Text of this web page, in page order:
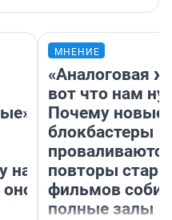
на
МНЕНИЕ
«Аналоговая
вот что нам
Почему новые
блокбастеры
повторы
фильмов
полные залы